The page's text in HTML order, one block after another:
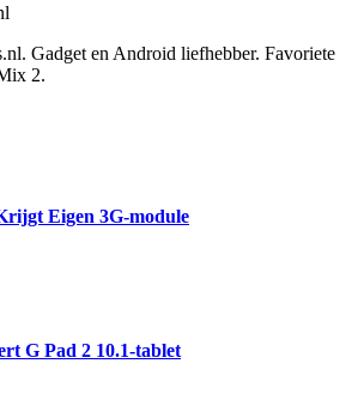
Gadget en Android liefhebber. Favoriete
2.
Eigen 3G-module
G Pad 2 10.1-tablet